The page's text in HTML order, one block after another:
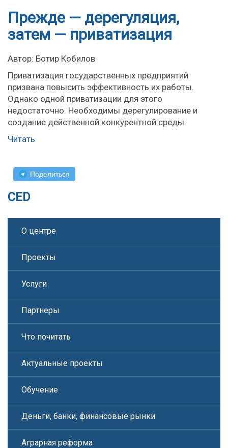
Прежде — дерегуляция,
затем — приватизация
Автор: Ботир Кобилов
Приватизация государственных предприятий
призвана повысить эффективность их работы.
Однако одной приватизации для этого
недостаточно. Необходимы дерегулирование и
создание действенной конкурентной среды.
Читать
Поделиться
CED
О центре
Проекты
Услуги
Партнеры
Что почитать
Актуальные проекты
Обучение
Деньги, банки, финансовые рынки
Аграрная реформа